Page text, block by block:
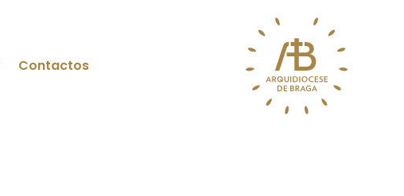
Contactos